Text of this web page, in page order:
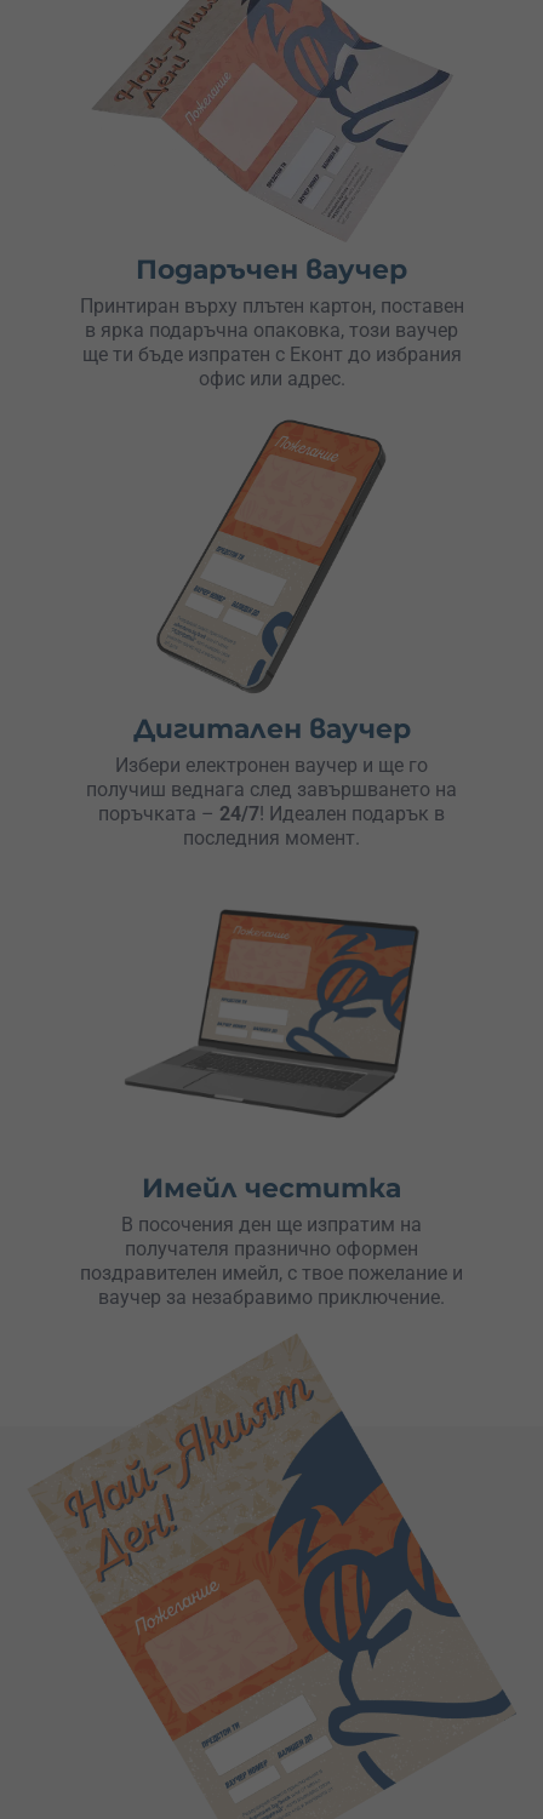
Подаръчен ваучер
Принтиран върху плътен картон, поставен
в ярка подаръчна опаковка, този ваучер
ще ти бъде изпратен с Еконт до избрания
офис или адрес.
Дигитален ваучер
Избери електронен ваучер и ще го
получиш веднага след завършването на
поръчката – 24/7! Идеален подарък в
последния момент.
Имейл честитка
В посочения ден ще изпратим на
получателя празнично оформен
поздравителен имейл, с твое пожелание и
ваучер за незабравимо приключение.